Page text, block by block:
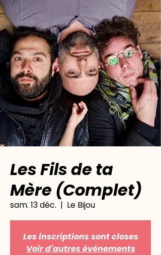
Les Fils de ta
Mère (Complet)
sam. 13 déc.
  |
Le Bijou
Les inscriptions sont closes
Voir d'autres événements